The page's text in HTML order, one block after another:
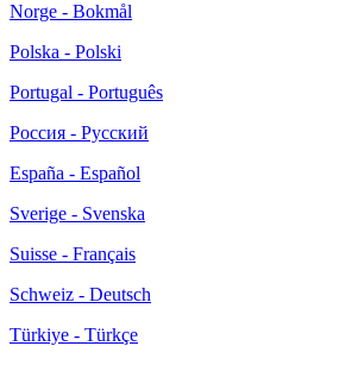
Norge - Bokmål
Polska - Polski
Portugal - Português
Россия - Русский
España - Español
Sverige - Svenska
Suisse - Français
Schweiz - Deutsch
Türkiye - Türkçe